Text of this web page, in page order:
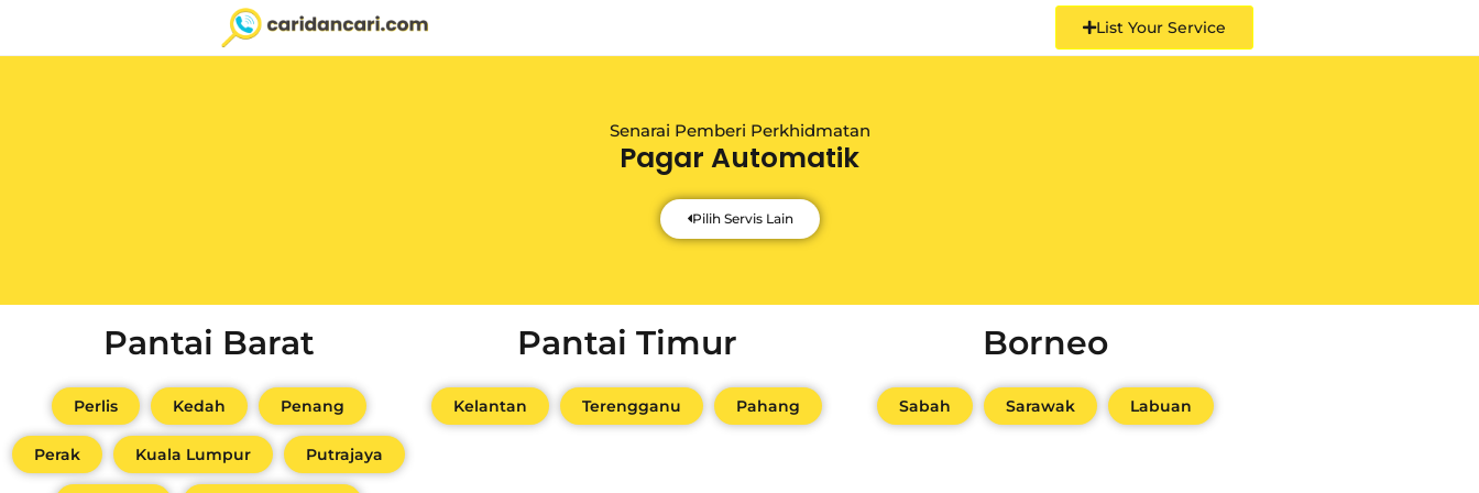
List Your Service
Senarai Pemberi Perkhidmatan
Pagar Automatik
Pilih Servis Lain
Pantai Barat
Perlis Kedah Penang
Perak Kuala Lumpur Putrajaya
Pantai Timur
Kelantan Terengganu Pahang
Borneo
Sabah Sarawak Labuan